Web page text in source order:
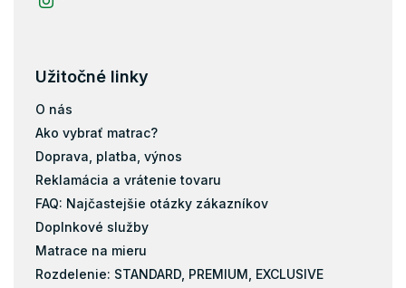
Užitočné linky
O nás
Ako vybrať matrac?
Doprava, platba, výnos
Reklamácia a vrátenie tovaru
FAQ: Najčastejšie otázky zákazníkov
Doplnkové služby
Matrace na mieru
Rozdelenie: STANDARD, PREMIUM, EXCLUSIVE